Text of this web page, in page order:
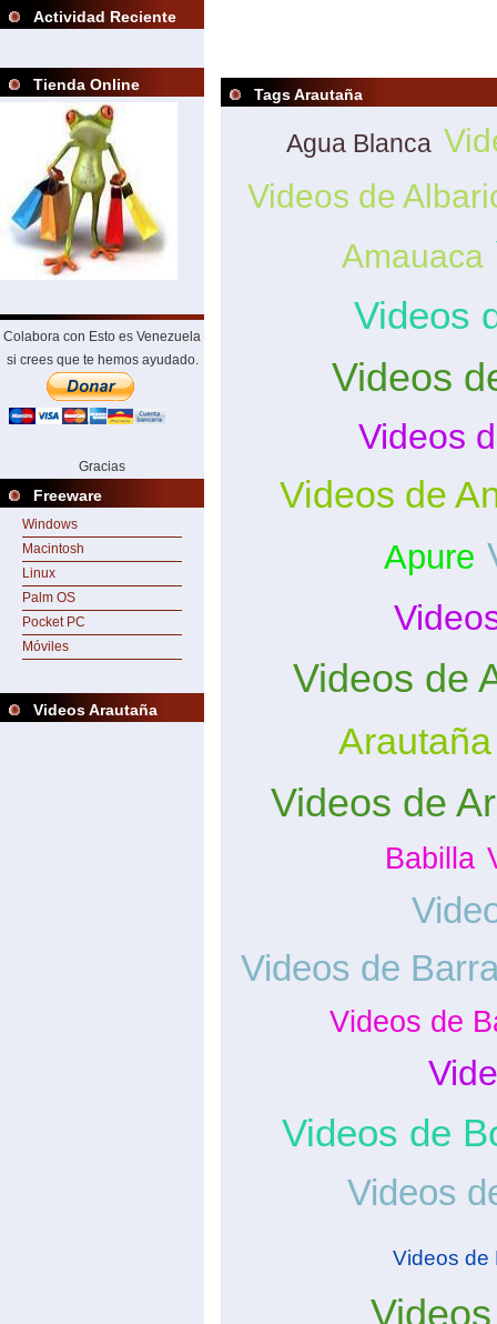
Actividad Reciente
Tienda Online
Colabora con Esto es Venezuela
si crees que te hemos ayudado.
Gracias
Freeware
Windows
Macintosh
Linux
Palm OS
Pocket PC
Móviles
Videos Arautaña
Tags Arautaña
Agua Blanca
Videos de
Amauaca
Videos
Videos
Videos
Videos de
Apure
Videos de
Arautaña
Videos de
Babilla
Videos de
Videos de
Videos de
Videos
Videos de